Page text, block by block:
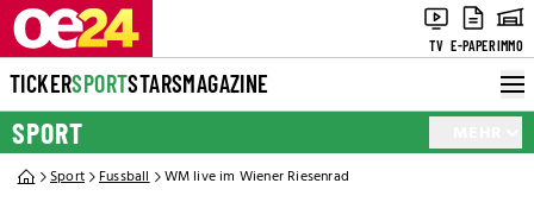
TV E-PAPERIMMO
TICKERSPORTSTARSMAGAZINE
SPORT
Sport Fussball WM live im Wiener Riesenrad